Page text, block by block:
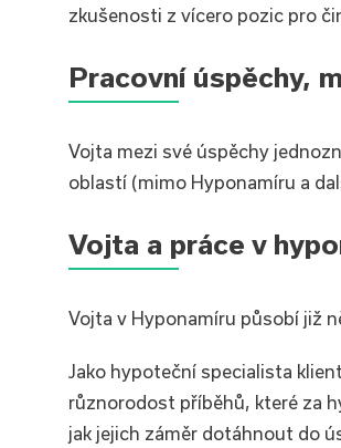
zkušenosti z vícero pozic pro
Pracovní úspěchy,
Vojta mezi své úspěchy
oblastí (mimo Hyponamíru a
Vojta a práce v
Vojta v Hyponamíru působí již
Jako hypoteční specialista
různorodost příběhů, které za
jak jejich záměr dotáhnout do